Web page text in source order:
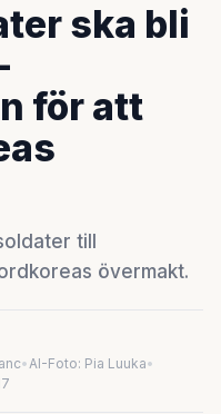
ska bli
för att
till
övermakt.
•AI-Foto: Pia Luuka•